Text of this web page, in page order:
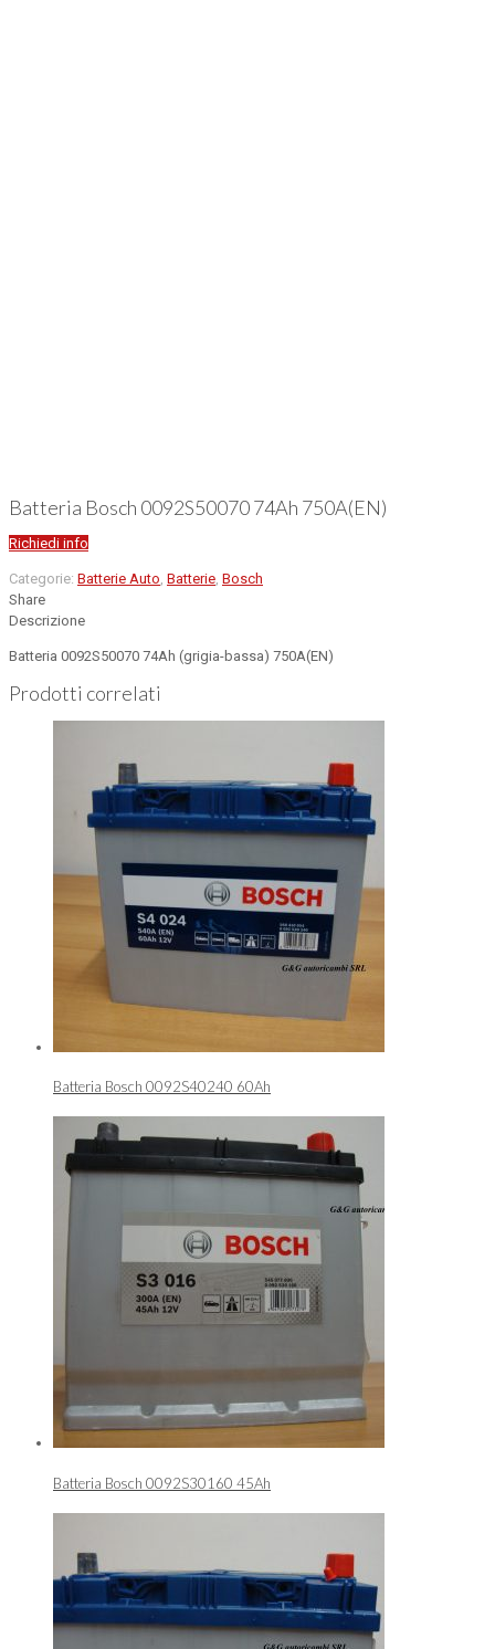
Batteria Bosch 0092S50070 74Ah 750A(EN)
Richiedi info
Categorie: Batterie Auto Batterie Bosch
Share
Descrizione
Batteria 0092S50070 74Ah (grigia-bassa) 750A(EN)
Prodotti correlati
Batteria Bosch 0092S40240 60Ah
Batteria Bosch 0092S30160 45Ah